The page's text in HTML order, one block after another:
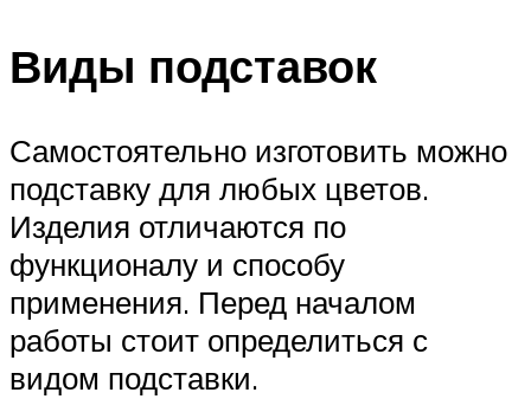
Виды подставок
Самостоятельно изготовить можно
подставку для любых цветов.
Изделия отличаются по
функционалу и способу
применения. Перед началом
работы стоит определиться с
видом подставки.